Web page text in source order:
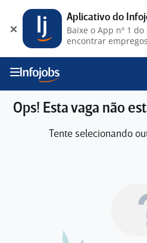
Ops! Esta vaga não
Tente selecionando
Aplicativo do
Baixe o App nº 1
encontrar empregos